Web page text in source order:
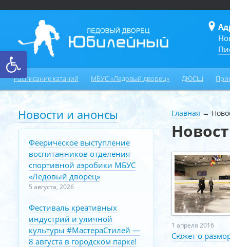
Открыть панель инструментов
Расписание катаний МБУС «Ледовый дворец» ДЮСШ
Главная →
1 апреля 2016
Сюжет о
Новости и анонсы
Феерическое выступление
воспитанников отделения
спортивной аэробики МБУС
«Ледовый дворец»
5 августа, 2026
Фестиваль креативных
индустрий и уличной
культуры #МастераСтилей —
8 августа в городском парке!